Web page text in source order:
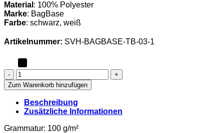
Material : 100% Polyester
Marke: BagBase
Farbe: schwarz, weiß
Artikelnummer: SVH-BAGBASE-TB-03-1
Ribnitzer
HV
-
Turnbeutel
Menge
Zum Warenkorb hinzufügen
Beschreibung
Zusätzliche Informationen
Grammatur: 100 g/m²